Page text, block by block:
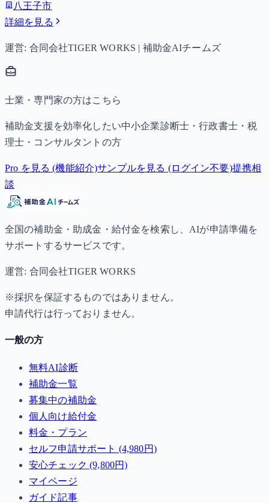
八王子市
詳細を見る
運営: 合同会社TIGER WORKS | 補助金AIチームズ
士業・専門家の方はこちら
補助金支援を効率化したい中小企業診断士・行政書士・税
理士・コンサルタントの方
Pro を見る (機能紹介)サンプルを見る (ログイン不要)提携相
談
全国の補助金・助成金・給付金を検索し、AIが申請準備を
サポートするサービスです。
運営: 合同会社TIGER WORKS
※採択を保証するものではありません。
申請代行は行っておりません。
一般の方
無料AI診断
補助金一覧
募集中の補助金
個人向け給付金
料金・プラン
セルフ申請サポート (4,980円)
安心チェック (9,800円)
マイページ
ガイド記事